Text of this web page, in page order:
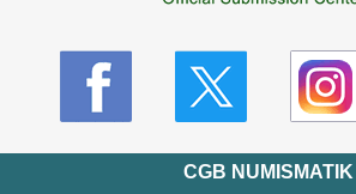
CGB NUMISMATIK